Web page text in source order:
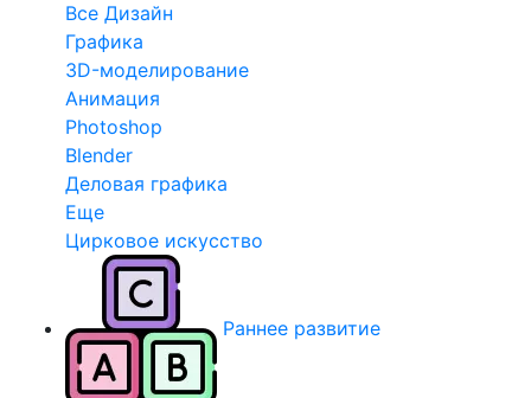
Все Дизайн
Графика
3D-моделирование
Анимация
Photoshop
Blender
Деловая графика
Еще
Цирковое искусство
Раннее развитие